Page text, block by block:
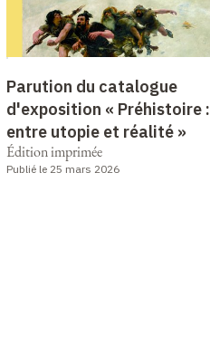
Parution du catalogue
d'exposition « Préhistoire :
entre utopie et réalité »
Édition imprimée
Publié le 25 mars 2026